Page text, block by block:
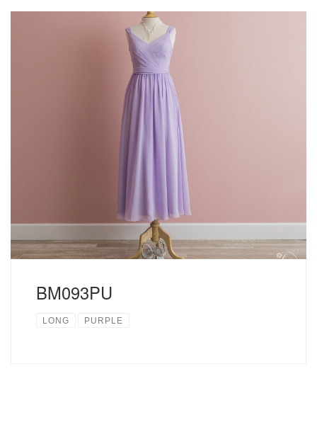
サイズについて USAサイズ ① ② W B 2 S 134 100 67 83 4
S/M 134 100 69 86 6 M/L 134 100 73 91
BM093PU
LONG PURPLE